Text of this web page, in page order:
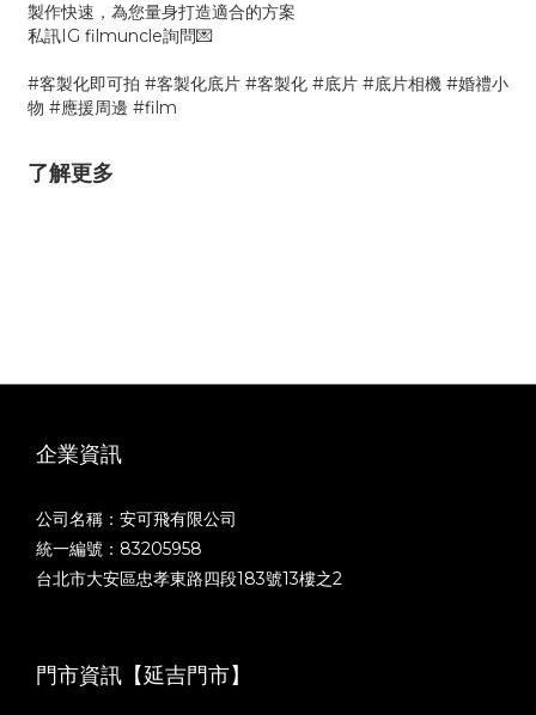
製作快速，為您量身打造適合的方案
私訊IG filmuncle詢問💌
#客製化即可拍 #客製化底片 #客製化 #底片 #底片相機 #婚禮小
物 #應援周邊 #film
了解更多
企業資訊
公司名稱：安可飛有限公司
統一編號：83205958
台北市大安區忠孝東路四段183號13樓之2
門市資訊【延吉門市】